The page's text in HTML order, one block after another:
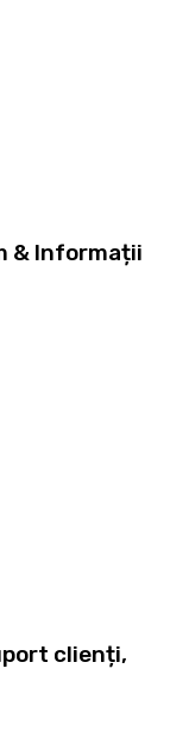
& Informații
clienți,